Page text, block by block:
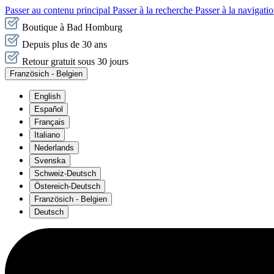
Passer au contenu principal Passer à la recherche Passer à la
Boutique à Bad Homburg
Depuis plus de 30 ans
Retour gratuit sous 30 jours
Französich - Belgien
English
Español
Français
Italiano
Nederlands
Svenska
Schweiz-Deutsch
Östereich-Deutsch
Französich - Belgien
Deutsch